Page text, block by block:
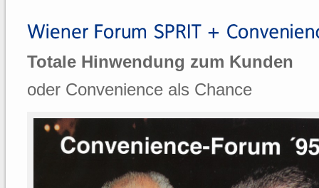
Totale Hinwendung zum Kunden
oder Convenience als Chance